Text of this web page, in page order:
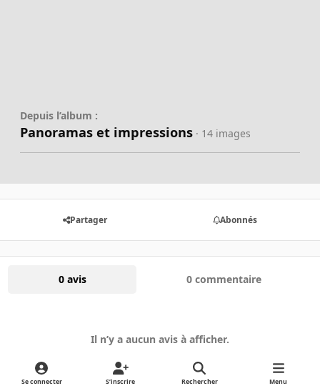
Depuis l’album :
Panoramas et impressions · 14 images
Partager Abonnés
0 avis 0 commentaire
Il n’y a aucun avis à afficher.
Se connecter S’inscrire Rechercher Menu